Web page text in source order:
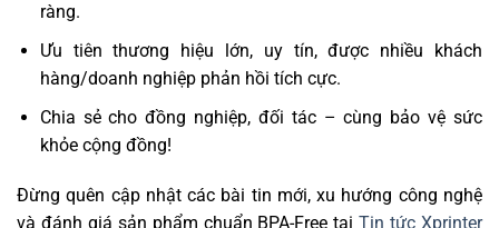
ràng.
Ưu tiên thương hiệu lớn, uy tín, được nhiều khách
hàng/doanh nghiệp phản hồi tích cực.
Chia sẻ cho đồng nghiệp, đối tác – cùng bảo vệ sức
khỏe cộng đồng!
Đừng quên cập nhật các bài tin mới, xu hướng công nghệ
và đánh giá sản phẩm chuẩn BPA-Free tạiTin tức Xprinter